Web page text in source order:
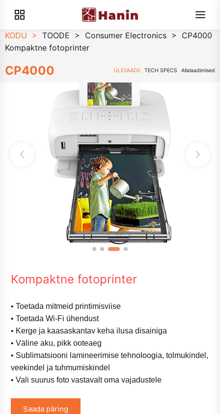
KODU > TOODE > Consumer Electronics >
CP4000
Kompaktne fotoprinter
CP4000 ÜLEVAADE TECH SPECS Allalaadimised
Kompaktne fotoprinter
• Toetada mitmeid printimisviise
• Toetada Wi-Fi ühendust
• Kerge ja kaasaskantav keha ilusa disainiga
• Väline aku, pikk ooteaeg
• Sublimatsiooni lamineerimise tehnoloogia, tolmukindel,
veekindel ja tuhmumiskindel
• Vali suurus foto vastavalt oma vajadustele
Saada päring